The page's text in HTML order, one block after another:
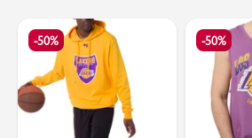
-50% -50%